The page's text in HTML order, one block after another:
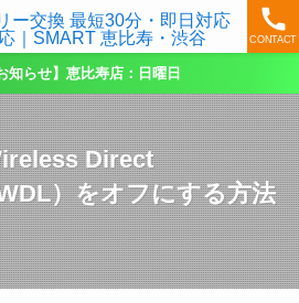
CONTACT
知らせ】恵比寿店：日曜日
Direct
）をオフにする方法